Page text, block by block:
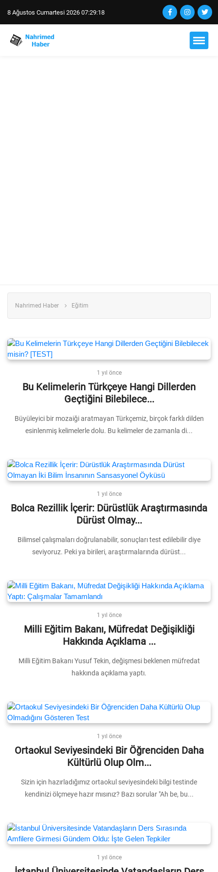
8 Ağustos Cumartesi 2026 07:29:18
Nahrimed Haber Eğitim
1 yıl önce
Bu Kelimelerin Türkçeye Hangi Dillerden
Geçtiğini Bilebilece...
Büyüleyici bir mozaiği aratmayan Türkçemiz, birçok farklı dilden
esinlenmiş kelimelerle dolu. Bu kelimeler de zamanla di...
1 yıl önce
Bolca Rezillik İçerir: Dürüstlük Araştırmasında
Dürüst Olmay...
Bilimsel çalışmaları doğrulanabilir, sonuçları test edilebilir diye
seviyoruz. Peki ya birileri, araştırmalarında dürüst...
1 yıl önce
Milli Eğitim Bakanı, Müfredat Değişikliği
Hakkında Açıklama ...
Milli Eğitim Bakanı Yusuf Tekin, değişmesi beklenen müfredat
hakkında açıklama yaptı.
1 yıl önce
Ortaokul Seviyesindeki Bir Öğrenciden Daha
Kültürlü Olup Olm...
Sizin için hazırladığımız ortaokul seviyesindeki bilgi testinde
kendinizi ölçmeye hazır mısınız? Bazı sorular "Ah be, bu...
1 yıl önce